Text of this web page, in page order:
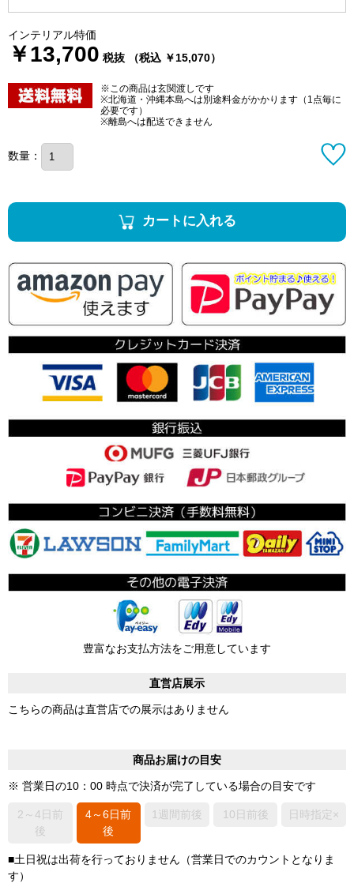
インテリアル特価
￥13,700 税抜 （税込 ￥15,070）
※この商品は玄関渡しです
※北海道・沖縄本島へは別途料金がかかります（1点毎に
必要です）
※離島へは配送できません
数量：
カートに入れる
豊富なお支払方法をご用意しています
直営店展示
こちらの商品は直営店での展示はありません
商品お届けの目安
※ 営業日の10：00 時点で決済が完了している場合の目安です
2～4日前
後
4～6日前
後
1週間前後 10日前後 日時指定×
■土日祝は出荷を行っておりません（営業日でのカウントとなりま
す）